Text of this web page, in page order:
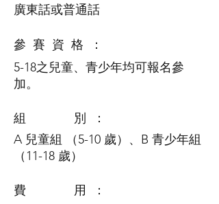
廣東話或普通話
參 賽 資 格 ：
5-18之兒童、青少年均可報名參
加。
組 別 ：
A 兒童組 （5-10 歲）、 B 青少年組
（11-18 歲）
費 用 ：